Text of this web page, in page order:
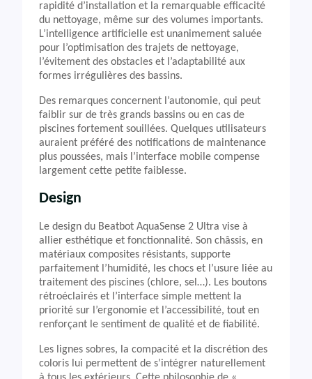
rapidité d’installation et la remarquable efficacité
du nettoyage, même sur des volumes importants.
L’intelligence artificielle est unanimement saluée
pour l’optimisation des trajets de nettoyage,
l’évitement des obstacles et l’adaptabilité aux
formes irrégulières des bassins.
Des remarques concernent l’autonomie, qui peut
faiblir sur de très grands bassins ou en cas de
piscines fortement souillées. Quelques utilisateurs
auraient préféré des notifications de maintenance
plus poussées, mais l’interface mobile compense
largement cette petite faiblesse.
Design
Le design du Beatbot AquaSense 2 Ultra vise à
allier esthétique et fonctionnalité. Son châssis, en
matériaux composites résistants, supporte
parfaitement l’humidité, les chocs et l’usure liée au
traitement des piscines (chlore, sel…). Les boutons
rétroéclairés et l’interface simple mettent la
priorité sur l’ergonomie et l’accessibilité, tout en
renforçant le sentiment de qualité et de fiabilité.
Les lignes sobres, la compacité et la discrétion des
coloris lui permettent de s’intégrer naturellement